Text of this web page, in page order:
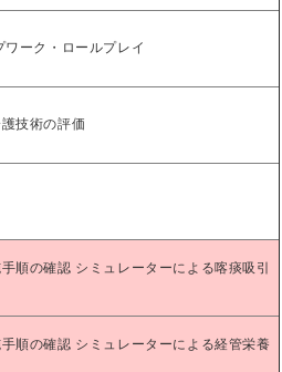
ーク・ロールプレイ
技術の評価
順の確認 シミュレーターによる喀痰吸引
順の確認 シミュレーターによる経管栄養